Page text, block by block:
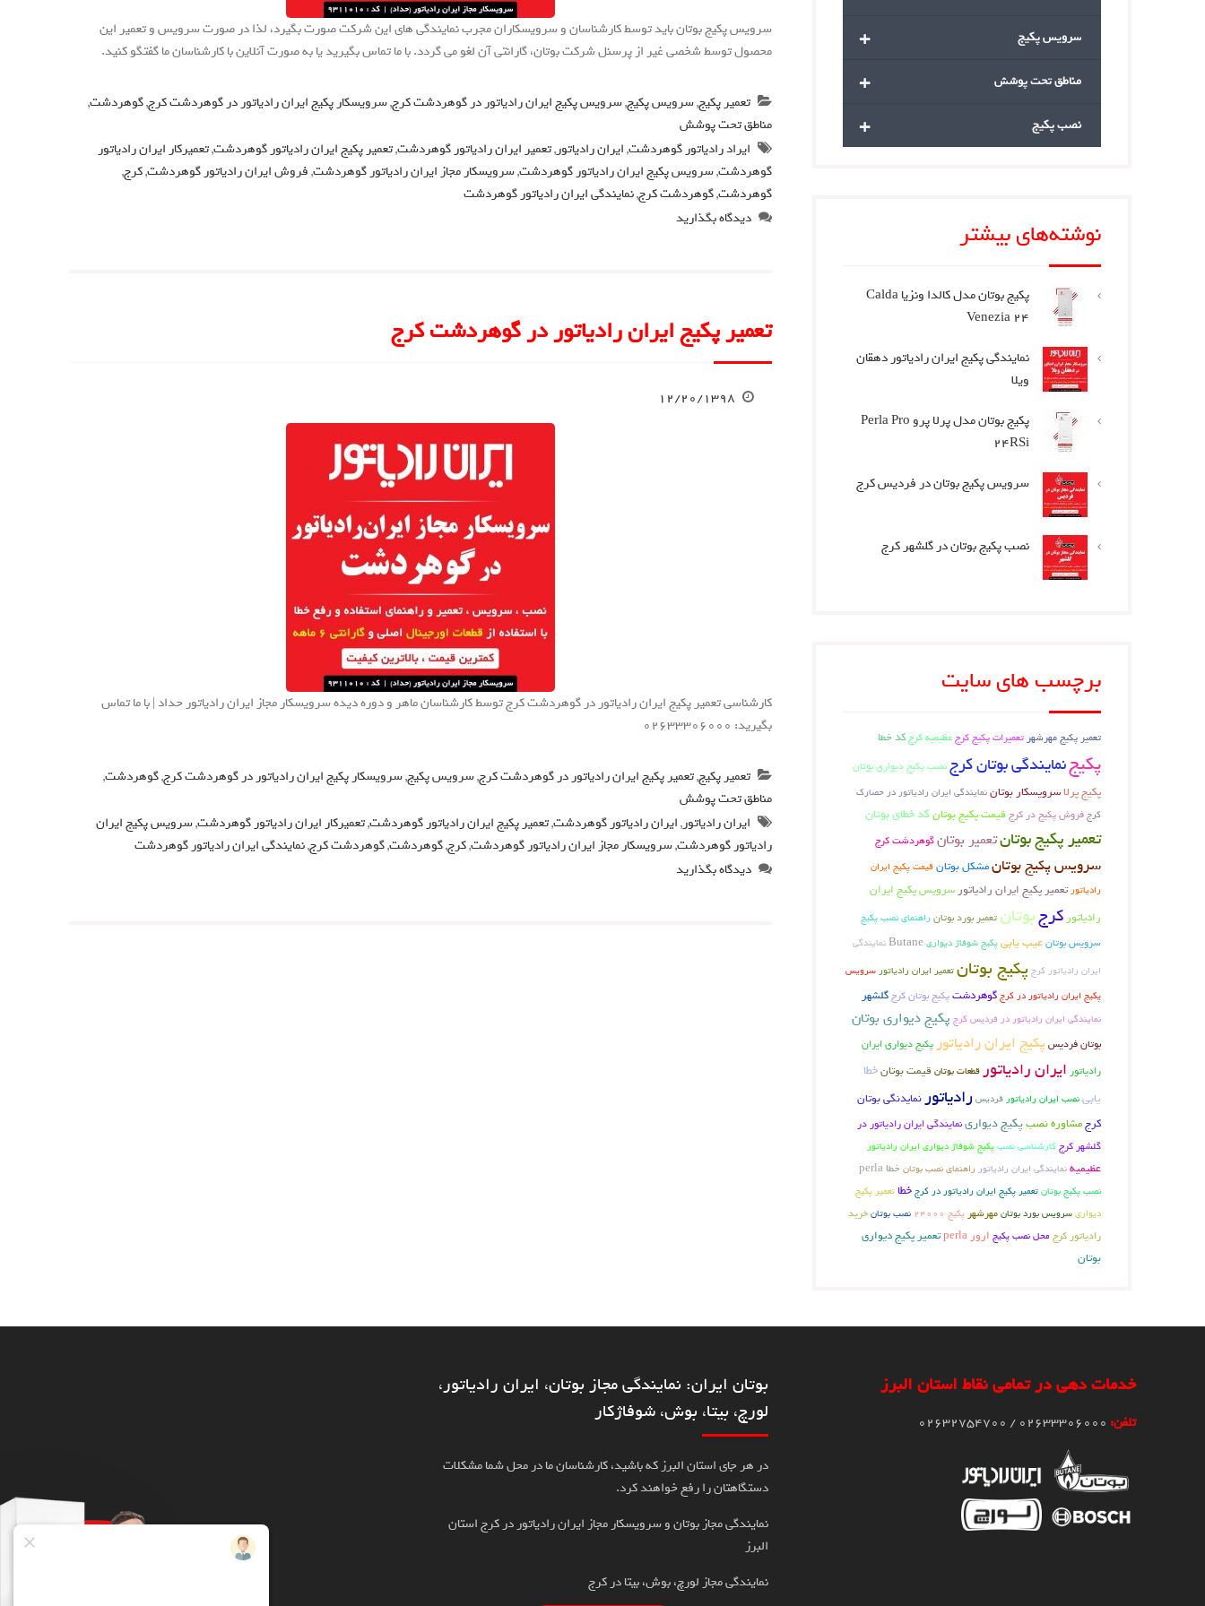
سرویس پکیج بوتان باید توسط کارشناسان و سرویسکاران مجرب نمایندگی های این شرکت صورت بگیرد، لذا در صورت سرویس و تعمیر این
محصول توسط شخصی غیر از پرسنل شرکت بوتان، گارانتی آن لغو می گردد. با ما تماس بگیرید یا به صورت آنلاین با کارشناسان ما گفتگو کنید.
تعمیر پکیج,سرویس پکیج,سرویس پکیج ایران رادیاتور در گوهردشت کرج,سرویسکار پکیج ایران رادیاتور در گوهردشت کرج,گوهردشت,
مناطق تحت پوشش
ایراد رادیاتور گوهردشت,ایران رادیاتور,تعمیر ایران رادیاتور گوهردشت,تعمیر پکیج ایران رادیاتور گوهردشت,تعمیرکار ایران رادیاتور
گوهردشت,سرویس پکیج ایران رادیاتور گوهردشت,سرویسکار مجاز ایران رادیاتور گوهردشت,فروش ایران رادیاتور گوهردشت,کرج,
گوهردشت,گوهردشت کرج,نمایندگی ایران رادیاتور گوهردشت
دیدگاه بگذارید
تعمیر پکیج ایران رادیاتور در گوهردشت کرج
۱۲/۲۰/۱۳۹۸
کارشناسی تعمیر پکیج ایران رادیاتور در گوهردشت کرج توسط کارشناسان ماهر و دوره دیده سرویسکار مجاز ایران رادیاتور حداد | با ما تماس
بگیرید: 02633306000
تعمیر پکیج,تعمیر پکیج ایران رادیاتور در گوهردشت کرج,سرویس پکیج,سرویسکار پکیج ایران رادیاتور در گوهردشت کرج,گوهردشت,
مناطق تحت پوشش
ایران رادیاتور,ایران رادیاتور گوهردشت,تعمیر پکیج ایران رادیاتور گوهردشت,تعمیرکار ایران رادیاتور گوهردشت,سرویس پکیج ایران
رادیاتور گوهردشت,سرویسکار مجاز ایران رادیاتور گوهردشت,کرج,گوهردشت,گوهردشت کرج,نمایندگی ایران رادیاتور گوهردشت
دیدگاه بگذارید
+ سرویس پکیج
+ مناطق تحت پوشش
+ نصب پکیج
نوشته‌های بیشتر
پکیج بوتان مدل کالدا ونزیا Calda
Venezia 24
نمایندگی پکیج ایران رادیاتور دهقان
ویلا
پکیج بوتان مدل پرلا پرو Perla Pro
24RSi
سرویس پکیج بوتان در فردیس کرج
نصب پکیج بوتان در گلشهر کرج
برچسب های سایت
تعمیر پکیج مهرشهر تعمیرات پکیج کرجعظیمیه کرجکد خطا
پکیجنمایندگی بوتان کرجنصب پکیج دیواری بوتان
پکیج پرلاسرویسکار بوتاننمایندگی ایران رادیاتور در حصارک
کرجفروش پکیج در کرج قیمت پکیج بوتانکد خطای بوتان
تعمیر پکیج بوتانتعمیر بوتانگوهردشت کرج
سرویس پکیج بوتانمشکل بوتانقیمت پکیج ایران
رادیاتور تعمیر پکیج ایران رادیاتور سرویس پکیج ایران
رادیاتور کرجبوتان تعمیر بورد بوتان راهنمای نصب پکیج
سرویس بوتانعیب یابیپکیج شوفاژ دیواری Butaneنمایندگی
ایران رادیاتور کرج پکیج بوتانتعمیر ایران رادیاتور سرویس
پکیج ایران رادیاتور در کرجگوهردشتپکیج بوتان کرجگلشهر
نمایندگی ایران رادیاتور در فردیس کرج پکیج دیواری بوتان
بوتان فردیس پکیج ایران رادیاتورپکیج دیواری ایران
رادیاتور ایران رادیاتور قطعات بوتان قیمت بوتانخطا
یابینصب ایران رادیاتور فردیسرادیاتورنمایدنگی بوتان
کرجمشاوره نصبپکیج دیوارینمایندگی ایران رادیاتور در
گلشهر کرجکارشناسی نصبپکیج شوفاژ دیواری ایران رادیاتور
عظیمیهنمایندگی ایران رادیاتور راهنمای نصب بوتان خطا perla
نصب پکیج بوتانتعمیر پکیج ایران رادیاتور در کرجخطاتعمیر پکیج
دیواریسرویس بورد بوتانمهرشهر پکیج 24000 نصب بوتانخرید
رادیاتور کرجمحل نصب پکیج ارور perla
تعمیر پکیج دیواری
بوتان
خدمات دهی در تمامی نقاط استان البرز
تلفن:
بوتان ایران: نمایندگی مجاز بوتان، ایران رادیاتور،
لورچ، بیتا، بوش، شوفاژکار
در هر جای استان البرز که باشید، کارشناسان ما در محل شما مشکلات
دستگاهتان را رفع خواهند کرد.
نمایندگی مجاز بوتان و سرویسکار مجاز ایران رادیاتور در کرج استان
البرز
نمایندگی مجاز لورچ، بوش، بیتا در کرج